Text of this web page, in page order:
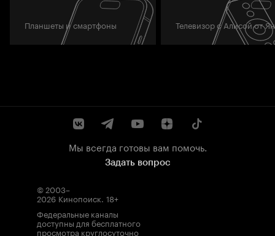
Планшеты и смартфоны Телевизор с Алисой от
Мы всегда готовы вам помочь.
Задать вопрос
© 2003–
2026 Кинопоиск. 18+
Федеральные каналы
доступны для бесплатного
просмотра круглосуточно